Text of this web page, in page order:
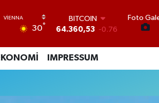
30°
BITCOIN
64.360,53 -0.76
EURO
Foto
IMPRESSUM